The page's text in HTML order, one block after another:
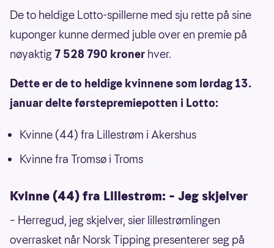
De to heldige Lotto-spillerne med sju rette på sine
kuponger kunne dermed juble over en premie på
nøyaktig7 528 790 kroner hver.
Dette er de to heldige kvinnene som lørdag 13.
januar delte førstepremiepotten i Lotto:
Kvinne (44) fra Lillestrøm i Akershus
Kvinne fra Tromsø i Troms
Kvinne (44) fra Lillestrøm: – Jeg skjelver
– Herregud, jeg skjelver, sier lillestrømlingen
overrasket når Norsk Tipping presenterer seg på